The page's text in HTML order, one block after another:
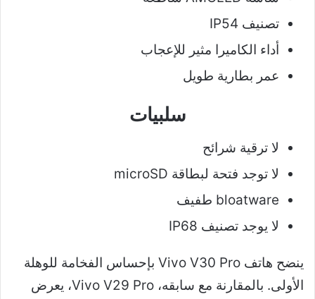
تصنيف IP54
أداء الكاميرا مثير للإعجاب
عمر بطارية طويل
سلبيات
لا ترقية شرائح
لا توجد فتحة لبطاقة microSD
bloatware طفيف
لا يوجد تصنيف IP68
ينضح هاتف Vivo V30 Pro بإحساس الفخامة للوهلة
الأولى. بالمقارنة مع سابقه، Vivo V29 Pro، يعرض